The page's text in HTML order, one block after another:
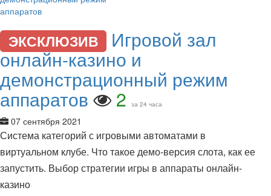
ЭКСКЛЮЗИВ Игровой зал
онлайн-казино и
демонстрационный режим
аппаратов 2 за 24 часа
07 сентября 2021
Система категорий с игровыми автоматами в
виртуальном клубе. Что такое демо-версия слота, как ее
запустить. Выбор стратегии игры в аппараты онлайн-
казино